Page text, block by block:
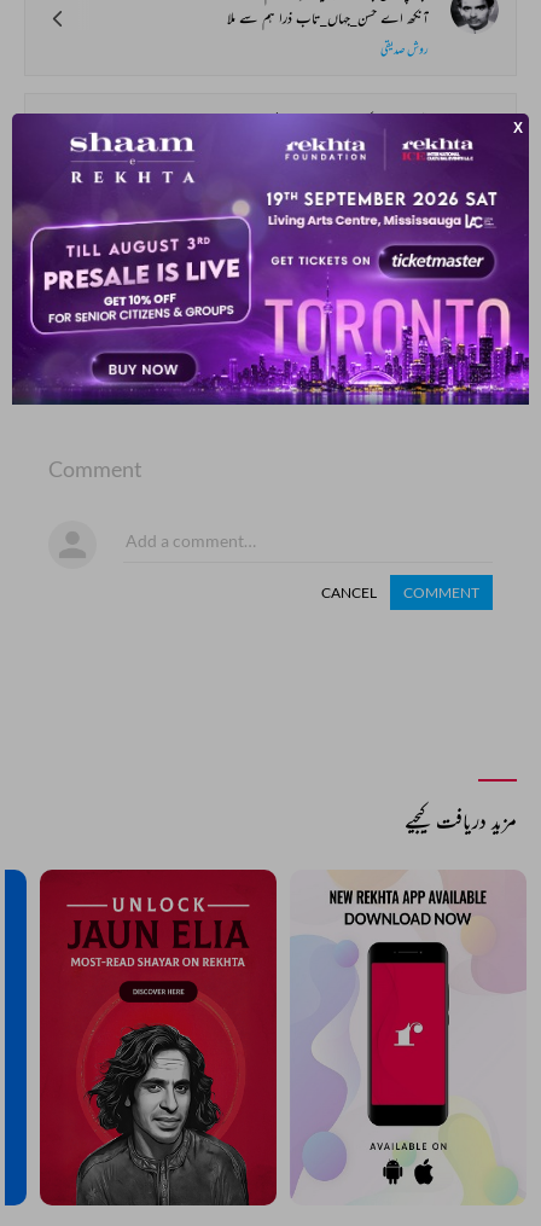
آنکھ اے حسن_جہاں_تاب ذرا ہم سے ملا
روش صدیقی
یہ ترے شہر کا انداز_پذیرائی ہے
SHOW MORE SUGGESTIONS
COMMENT
SHARE YOUR VIEWS
Comment
CANCEL COMMENT
مزید دریافت کیجیے